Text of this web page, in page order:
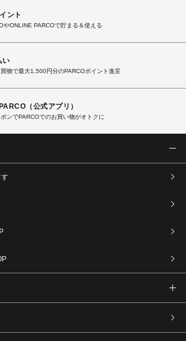
ント
やONLINE PARCOで貯まる＆使える
い
物で最大1,500円分のPARCOポイント進呈
（公式アプリ）
ンでPARCOでのお買い物がオトクに